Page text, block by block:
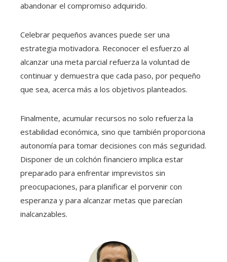
abandonar el compromiso adquirido.
Celebrar pequeños avances puede ser una
estrategia motivadora. Reconocer el esfuerzo al
alcanzar una meta parcial refuerza la voluntad de
continuar y demuestra que cada paso, por pequeño
que sea, acerca más a los objetivos planteados.
Finalmente, acumular recursos no solo refuerza la
estabilidad económica, sino que también proporciona
autonomía para tomar decisiones con más seguridad.
Disponer de un colchón financiero implica estar
preparado para enfrentar imprevistos sin
preocupaciones, para planificar el porvenir con
esperanza y para alcanzar metas que parecían
inalcanzables.